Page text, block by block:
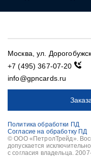
Москва, ул.
+7 (495) 367-07-20
info@gpncards.ru
Политика обработки ПД
Согласие на обработку ПД
© ООО «ПетролТрейд».
допускается исключительно
с согласия владельца.